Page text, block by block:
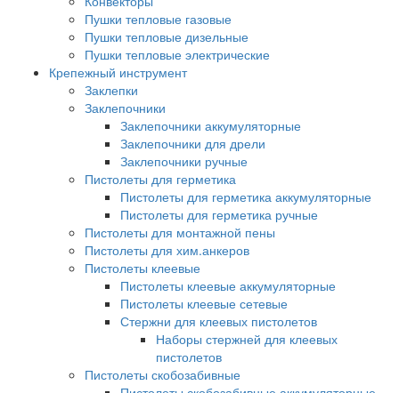
Пушки тепловые газовые
Пушки тепловые дизельные
Пушки тепловые электрические
Крепежный инструмент
Заклепки
Заклепочники
Заклепочники аккумуляторные
Заклепочники для дрели
Заклепочники ручные
Пистолеты для герметика
Пистолеты для герметика аккумуляторные
Пистолеты для герметика ручные
Пистолеты для монтажной пены
Пистолеты для хим.анкеров
Пистолеты клеевые
Пистолеты клеевые аккумуляторные
Пистолеты клеевые сетевые
Стержни для клеевых пистолетов
Наборы стержней для клеевых
пистолетов
Пистолеты скобозабивные